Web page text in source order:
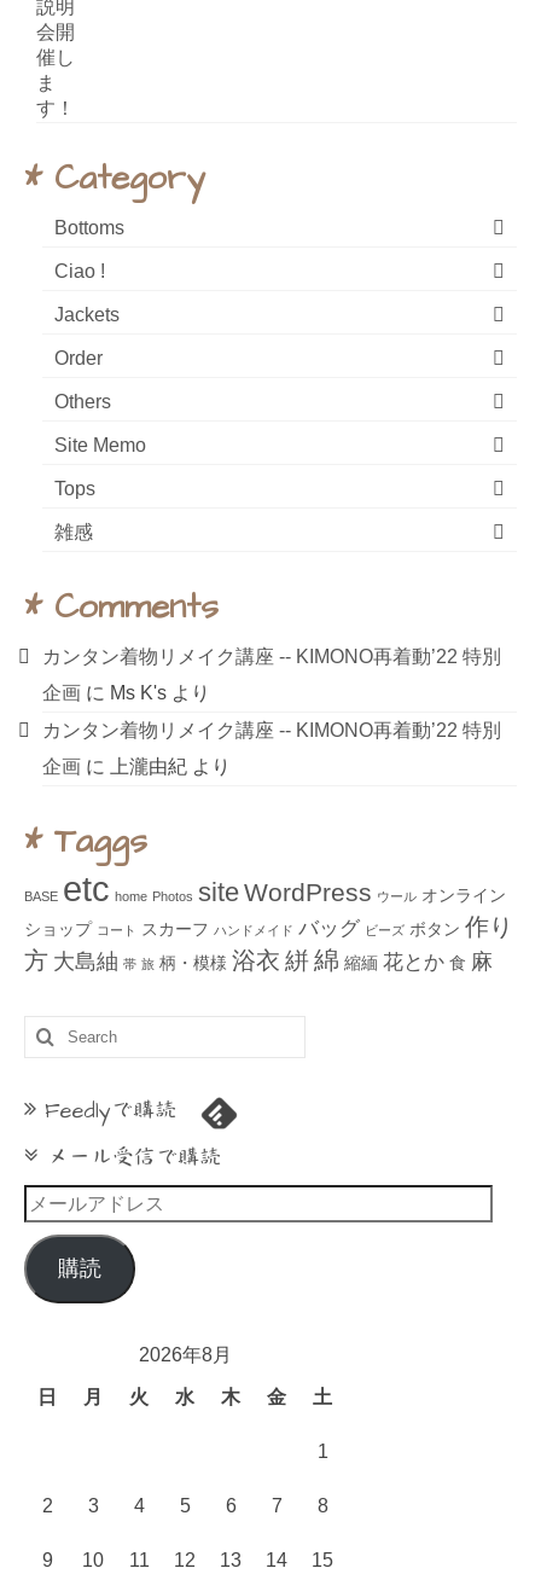
* Category
Bottoms
Ciao !
Jackets
Order
Others
Site Memo
Tops
雑感
* Comments
カンタン着物リメイク講座 ‐‐ KIMONO再着動’22 特別
企画 に Ms K's より
カンタン着物リメイク講座 ‐‐ KIMONO再着動’22 特別
企画 に 上瀧由紀 より
* Taggs
BASE etc home Photos siteWordPress ウール オンライン
ショップ コート スカーフ ハンドメイド バッグ ビーズ ボタン 作り
方 大島紬 帯 旅 柄・模様 浴衣 絣綿 縮緬 花とか 食 麻
Search
for:
Feedlyで購読
メール受信で購読
メ
ー
ル
ア
購読
2026年8月
日 月 火 水 木 金 土
1
2 3 4 5 6 7 8
9 10 11 12 13 14 15